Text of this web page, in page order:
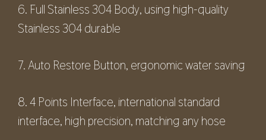
6. Full Stainless 304 Body, using high-quality
Stainless 304 durable
7. Auto Restore Button, ergonomic water saving
8. 4 Points Interface, international standard
interface, high precision, matching any hose